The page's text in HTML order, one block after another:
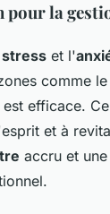
pour la
stress et l'
comme
efficace.
et à
accru et